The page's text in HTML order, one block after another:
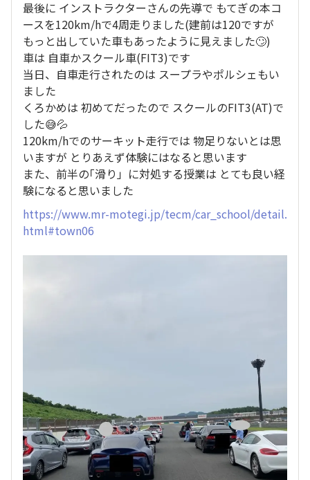
最後に インストラクターさんの先導で もてぎの本コ
ースを120km/hで4周走りました(建前は120ですが
もっと出していた車もあったように見えました🙄)
車は 自車かスクール車(FIT3)です
当日、自車走行されたのは スープラやポルシェもい
ました
くろかめは 初めてだったので スクールのFIT3(AT)で
した😅💦
120km/hでのサーキット走行では 物足りないとは思
いますが とりあえず体験にはなると思います
また、前半の｢滑り」に対処する授業は とても良い経
験になると思いました
https://www.mr-motegi.jp/tecm/car_school/detail.
html#town06